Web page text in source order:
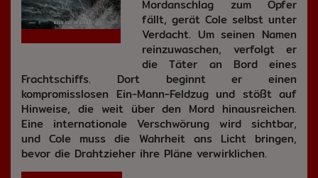
Mordanschlag zum Opfer
fällt, gerät Cole selbst unter
Verdacht. Um seinen Namen
reinzuwaschen, verfolgt er
die Täter an Bord eines
Frachtschiffs. Dort beginnt er einen
kompromisslosen Ein-Mann-Feldzug und stößt auf
Hinweise, die weit über den Mord hinausreichen.
Eine internationale Verschwörung wird sichtbar,
und Cole muss die Wahrheit ans Licht bringen,
bevor die Drahtzieher ihre Pläne verwirklichen.